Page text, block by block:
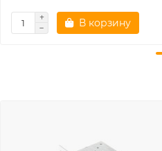
В корзину